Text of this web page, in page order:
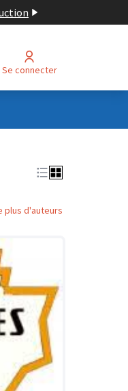
Se connecter
plus d'auteurs